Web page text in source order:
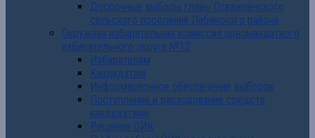
Досрочные выборы главы Отважненского
сельского поселения Лабинского района
Окружная избирательная комиссия одномандатного
избирательного округа №12
Избирателям
Кандидатам
Информационное обеспечение выборов
Поступление и расходование средств
кандидатами
Решения ОИК